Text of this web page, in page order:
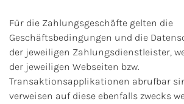
Für die Zahlungsgeschäfte gelten die
Geschäftsbedingungen und die
der jeweiligen Zahlungsdienstleister,
der jeweiligen Webseiten bzw.
Transaktionsapplikationen abrufbar
verweisen auf diese ebenfalls zwecks